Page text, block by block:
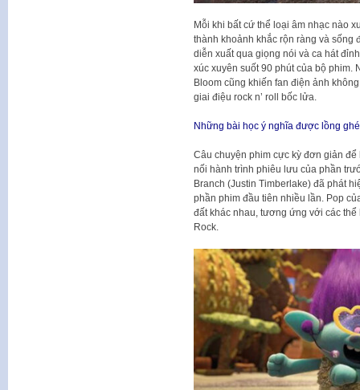
Mỗi khi bất cứ thể loại âm nhạc nào
thành khoảnh khắc rộn ràng và sống
diễn xuất qua giọng nói và ca hát
xúc xuyên suốt 90 phút của bộ phim.
Bloom cũng khiến fan điện ảnh
giai điệu rock n’ roll bốc lửa.
Những bài học ý nghĩa được lồng
Câu chuyện phim cực kỳ đơn giản
nối hành trình phiêu lưu của phần
Branch (Justin Timberlake) đã phát
phần phim đầu tiên nhiều lần. Pop
đất khác nhau, tương ứng với các
Rock.